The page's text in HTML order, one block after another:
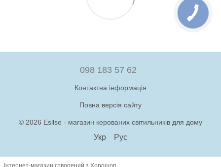
098 183 57 62
Контактна інформація
Повна версія сайту
© 2026 Esllse - магазин керованих світильників для дому
Укр Рус